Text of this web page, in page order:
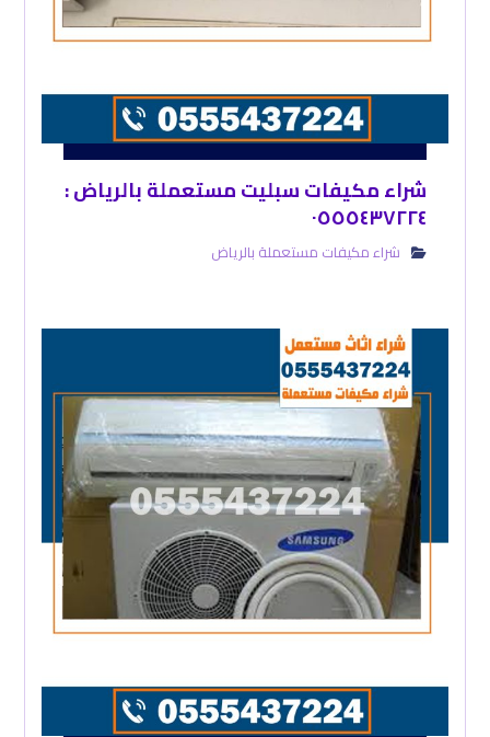
شراء مكيفات سبليت مستعملة بالرياض :
٠٥٥٥٤٣٧٢٢٤
شراء مكيفات مستعملة بالرياض